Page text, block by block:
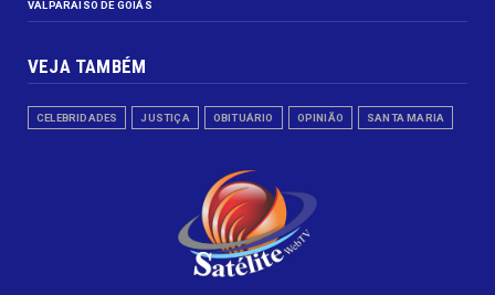
VALPARAISO DE GOIÁS
VEJA TAMBÉM
CELEBRIDADES JUSTIÇA OBITUÁRIO OPINIÃO SANTA MARIA